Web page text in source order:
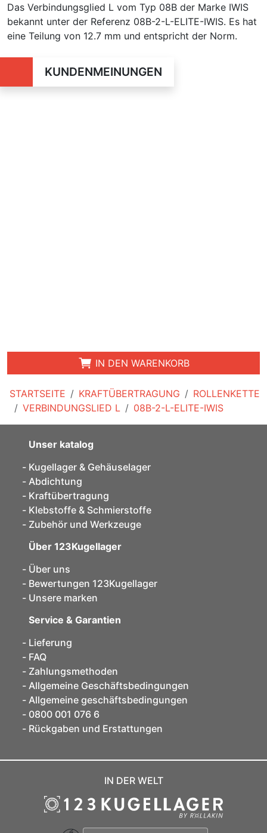
STARTSEITE KRAFTÜBERTRAGUNG
ROLLENKETTE
VERBINDUNGSLIED L
08B-2-L-ELITE-IWIS
Das Verbindungsglied L vom Typ 08B der Marke IWIS
bekannt unter der Referenz 08B-2-L-ELITE-IWIS. Es hat
eine Teilung von 12.7 mm und entspricht der Norm.
KUNDENMEINUNGEN
IN DEN WARENKORB
Unser katalog
Kugellager & Gehäuselager
Abdichtung
Kraftübertragung
Klebstoffe & Schmierstoffe
Zubehör und Werkzeuge
Über 123Kugellager
Über uns
Bewertungen 123Kugellager
Unsere marken
Service & Garantien
Lieferung
FAQ
Zahlungsmethoden
Allgemeine Geschäftsbedingungen
Allgemeine geschäftsbedingungen
0800 001 076 6
Rückgaben und Erstattungen
IN DER WELT